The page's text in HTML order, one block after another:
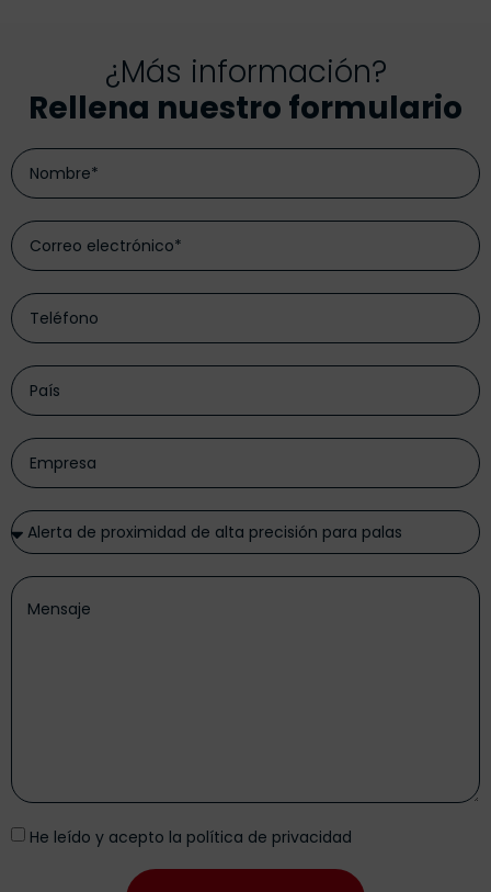
¿Más información?
Rellena nuestro formulario
He leído y acepto la política de privacidad